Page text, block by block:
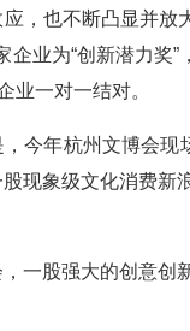
，也不断凸显并放
企业为“创新潜力奖
业一对一结对。
今年杭州文博会现
现象级文化消费新
一股强大的创意